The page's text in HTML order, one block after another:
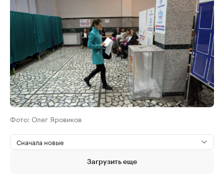
Фото: Олег Яровиков
Сначала новые
Загрузить еще